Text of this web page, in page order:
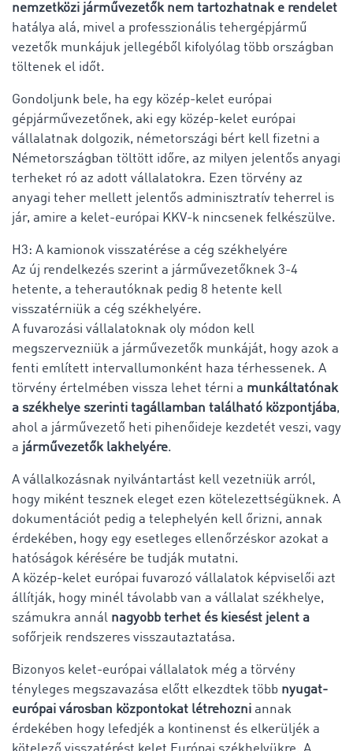
nemzetközi járművezetők nem tartozhatnak e rendelet
hatálya alá, mivel a professzionális tehergépjármű
vezetők munkájuk jellegéből kifolyólag több országban
töltenek el időt.
Gondoljunk bele, ha egy közép-kelet európai
gépjárművezetőnek, aki egy közép-kelet európai
vállalatnak dolgozik, németországi bért kell fizetni a
Németországban töltött időre, az milyen jelentős anyagi
terheket ró az adott vállalatokra. Ezen törvény az
anyagi teher mellett jelentős adminisztratív teherrel is
jár, amire a kelet-európai KKV-k nincsenek felkészülve.
H3: A kamionok visszatérése a cég székhelyére
Az új rendelkezés szerint a járművezetőknek 3-4
hetente, a teherautóknak pedig 8 hetente kell
visszatérniük a cég székhelyére.
A fuvarozási vállalatoknak oly módon kell
megszervezniük a járművezetők munkáját, hogy azok a
fenti említett intervallumonként haza térhessenek. A
törvény értelmében vissza lehet térni a munkáltatónak
a székhelye szerinti tagállamban található központjába,
ahol a járművezető heti pihenőideje kezdetét veszi, vagy
a járművezetők lakhelyére.
A vállalkozásnak nyilvántartást kell vezetniük arról,
hogy miként tesznek eleget ezen kötelezettségüknek. A
dokumentációt pedig a telephelyén kell őrizni, annak
érdekében, hogy egy esetleges ellenőrzéskor azokat a
hatóságok kérésére be tudják mutatni.
A közép-kelet európai fuvarozó vállalatok képviselői azt
állítják, hogy minél távolabb van a vállalat székhelye,
számukra annál nagyobb terhet és kiesést jelent a
sofőrjeik rendszeres visszautaztatása.
Bizonyos kelet-európai vállalatok még a törvény
tényleges megszavazása előtt elkezdtek több nyugat-
európai városban központokat létrehozni annak
érdekében hogy lefedjék a kontinenst és elkerüljék a